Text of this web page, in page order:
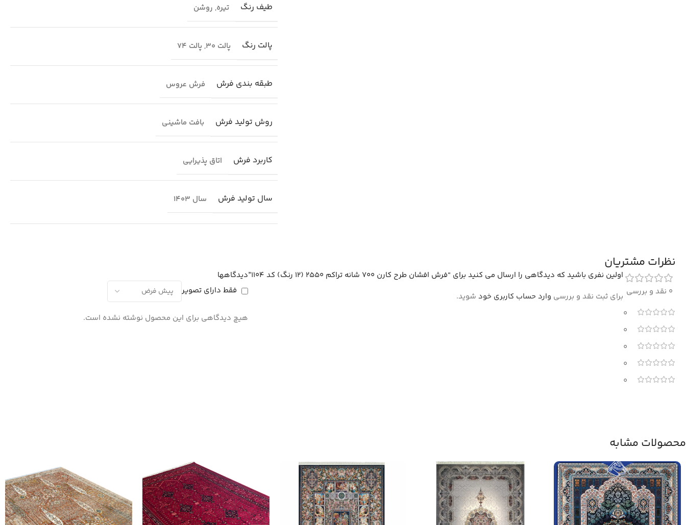
طیف رنگ تیره, روشن
پالت رنگ پالت 30 , پالت 74
طبقه بندی فرش فرش عروس
روش تولید فرش بافت ماشینی
کاربرد فرش اتاق پذیرایی
سال تولید فرش سال 1403
نظرات مشتریان
0 نقد و بررسی
0
0
0
0
0
دیدگاهها
فقط دارای تصویر
هیچ دیدگاهی برای این محصول نوشته نشده است.
اولین نفری باشید که دیدگاهی را ارسال می کنید برای “فرش افشان طرح کارن 700 شانه تراکم 2550 (12 رنگ) کد 1104”
برای ثبت نقد و بررسی وارد حساب کاربری خود شوید.
محصولات مشابه